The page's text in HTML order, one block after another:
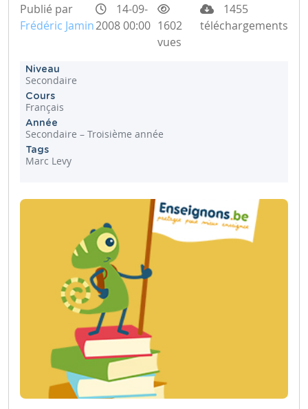
Publié par
Frédéric Jamin
14-09-
2008 00:00 1602
vues
1455
téléchargements
Niveau
Secondaire
Cours
Français
Année
Secondaire – Troisième année
Tags
Marc Levy